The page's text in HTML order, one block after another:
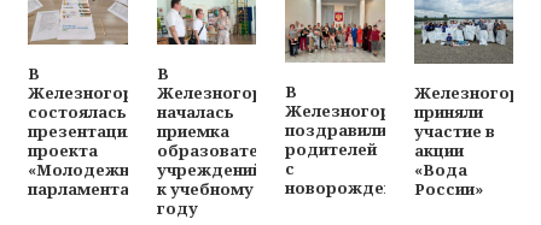
В
Железногорске
состоялась
презентация
проекта
«Молодежного
парламента»
В
Железногорске
началась
приемка
образовательных
учреждений
к учебному
году
В
Железногорске
поздравили
родителей
с
новорожденными
приняли
участие в
акции
«Вода
России»